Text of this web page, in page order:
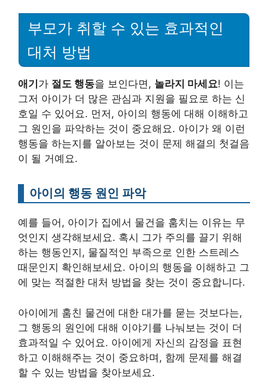
부모가 취할 수 있는 효과적인
대처 방법
애기 가 절도 행동을 보인다면, 놀라지 마세요! 이는
그저 아이가 더 많은 관심과 지원을 필요로 하는 신
호일 수 있어요. 먼저, 아이의 행동에 대해 이해하고
그 원인을 파악하는 것이 중요해요. 아이가 왜 이런
행동을 하는지를 알아보는 것이 문제 해결의 첫걸음
이 될 거예요.
아이의 행동 원인 파악
예를 들어, 아이가 집에서 물건을 훔치는 이유는 무
엇인지 생각해보세요. 혹시 그가 주의를 끌기 위해
하는 행동인지, 물질적인 부족으로 인한 스트레스
때문인지 확인해보세요. 아이의 행동을 이해하고 그
에 맞는 적절한 대처 방법을 찾는 것이 중요합니다.
아이에게 훔친 물건에 대한 대가를 묻는 것보다는,
그 행동의 원인에 대해 이야기를 나눠보는 것이 더
효과적일 수 있어요. 아이에게 자신의 감정을 표현
하고 이해해주는 것이 중요하며, 함께 문제를 해결
할 수 있는 방법을 찾아보세요.